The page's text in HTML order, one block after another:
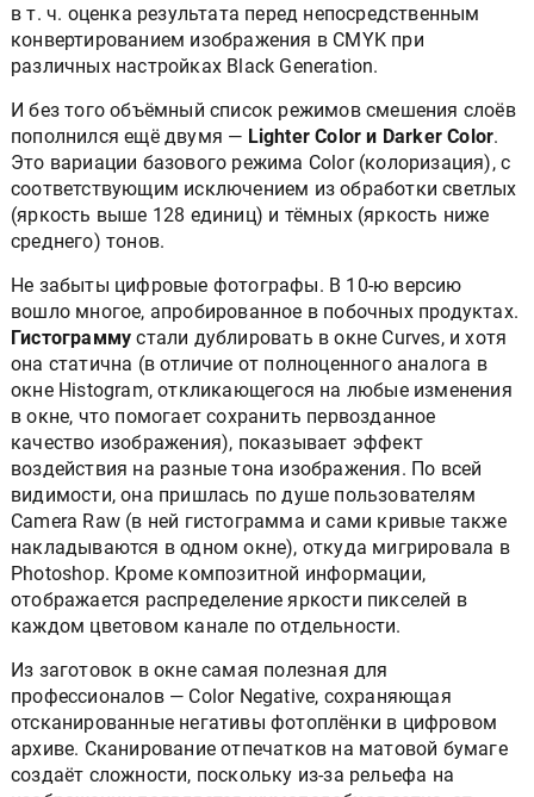
в т. ч. оценка результата перед непосредственным
конвертированием изображения в CMYK при
различных настройках Black Generation.
И без того объёмный список режимов смешения слоёв
пополнился ещё двумя — Lighter Color и Darker Color.
Это вариации базового режима Color (колоризация), с
соответствующим исключением из обработки светлых
(яркость выше 128 единиц) и тёмных (яркость ниже
среднего) тонов.
Не забыты цифровые фотографы. В 10-ю версию
вошло многое, апробированное в побочных продуктах.
Гистограммустали дублировать в окне Curves, и хотя
она статична (в отличие от полноценного аналога в
окне Histogram, откликающегося на любые изменения
в окне, что помогает сохранить первозданное
качество изображения), показывает эффект
воздействия на разные тона изображения. По всей
видимости, она пришлась по душе пользователям
Camera Raw (в ней гистограмма и сами кривые также
накладываются в одном окне), откуда мигрировала в
Photoshop. Кроме композитной информации,
отображается распределение яркости пикселей в
каждом цветовом канале по отдельности.
Из заготовок в окне самая полезная для
профессионалов — Color Negative, сохраняющая
отсканированные негативы фотоплёнки в цифровом
архиве. Сканирование отпечатков на матовой бумаге
создаёт сложности, поскольку из-за рельефа на